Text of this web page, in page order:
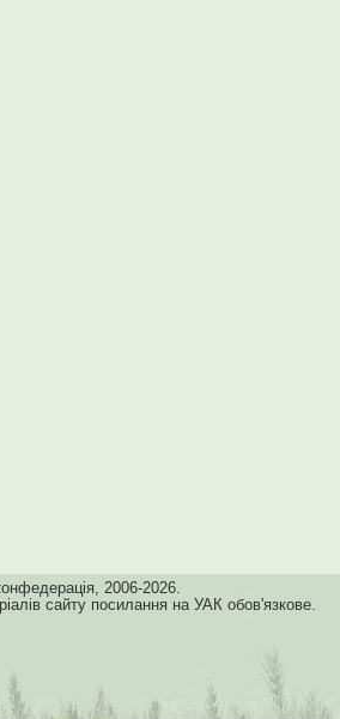
2006-2026.
сайту посилання на УАК обов'язкове.